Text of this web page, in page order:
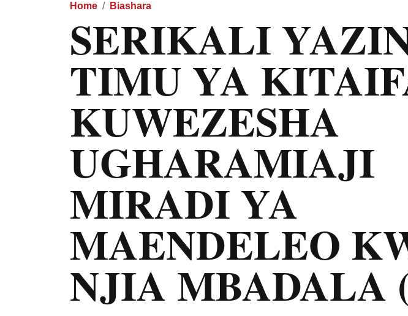
Home Biashara
SERIKALI
TIMU YA
KUWEZESHA
UGHARAMIAJI
MIRADI YA
MAENDELEO
NJIA MBADALA